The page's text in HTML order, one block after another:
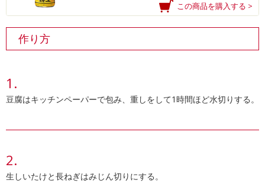
この商品を購入する >
作り方
豆腐はキッチンペーパーで包み、重しをして1時間ほど水切りする。
生しいたけと長ねぎはみじん切りにする。